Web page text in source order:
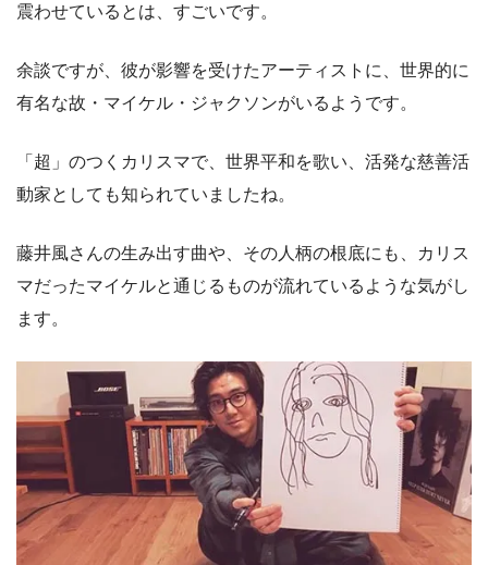
震わせているとは、すごいです。
余談ですが、彼が影響を受けたアーティストに、世界的に
有名な故・マイケル・ジャクソンがいるようです。
「超」のつくカリスマで、世界平和を歌い、活発な慈善活
動家としても知られていましたね。
藤井風さんの生み出す曲や、その人柄の根底にも、カリス
マだったマイケルと通じるものが流れているような気がし
ます。